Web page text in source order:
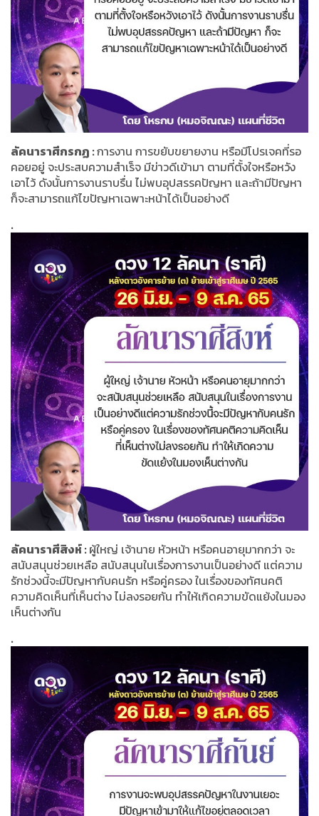
ลัคนาราศีกรกฏ :การงาน การขยับขยายงาน หรือมีโปรเจคที่รอ
คอยอยู่ จะประสบความสำเร็จ มีข่าวดีเข้ามา ตามที่ตั้งใจหรือหวัง
เอาไว้ ดังนั้นการงานราบรื่น ไม่พบอุปสรรคปัญหา และถ้ามีปัญหา
ก็จะสามารถแก้ไขปัญหาเฉพาะหน้าได้เป็นอย่างดี
.
ลัคนาราศีสิงห์ :ผู้ใหญ่ เจ้านาย หัวหน้า หรือคนอายุมากกว่า จะ
สนับสนุนช่วยเหลือ สนับสนุนในเรื่องการงานเป็นอย่างดี แต่ความ
รักช่วงนี้จะมีปัญหากับคนรัก หรือคู่ครอง ในเรื่องของทัศนคติ
ความคิดเห็นที่เห็นต่าง ไม่ลงรอยกัน ทำให้เกิดความขัดแย้งในมอง
เห็นต่างกัน
.